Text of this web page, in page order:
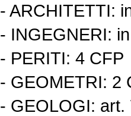
- ARCHITETTI:
- INGEGNERI:
- PERITI: 4 CFP
- GEOMETRI: 2
- GEOLOGI: art.